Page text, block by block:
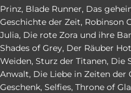
Prinz, Blade Runner, Das
Geschichte der Zeit, Robinson
Julia, Die rote Zora und ihre
Shades of Grey, Der Räuber
Weiden, Sturz der Titanen, Die
Anwalt, Die Liebe in Zeiten der
Geschenk, Selfies, Throne of